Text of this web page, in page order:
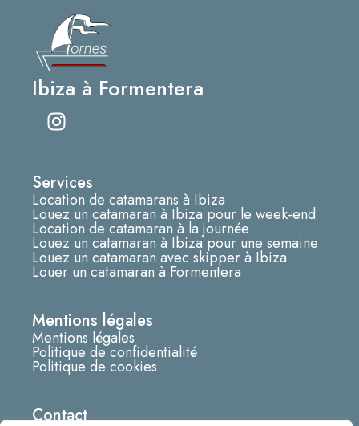
Ibiza à Formentera
I
n
a
g
r
a
m
Services
Location de catamarans à Ibiza
Louez un catamaran à Ibiza pour le week-end
Location de catamaran à la journée
Louez un catamaran à Ibiza pour une semaine
Louez un catamaran avec skipper à Ibiza
Louer un catamaran à Formentera
Mentions légales
Mentions légales
Politique de confidentialité
Politique de cookies
Contact